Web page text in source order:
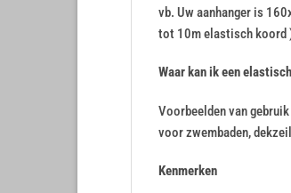
vb. Uw aanhanger is
tot 10m elastisch koord
Waar kan ik een
Voorbeelden van
voor zwembaden,
Kenmerken